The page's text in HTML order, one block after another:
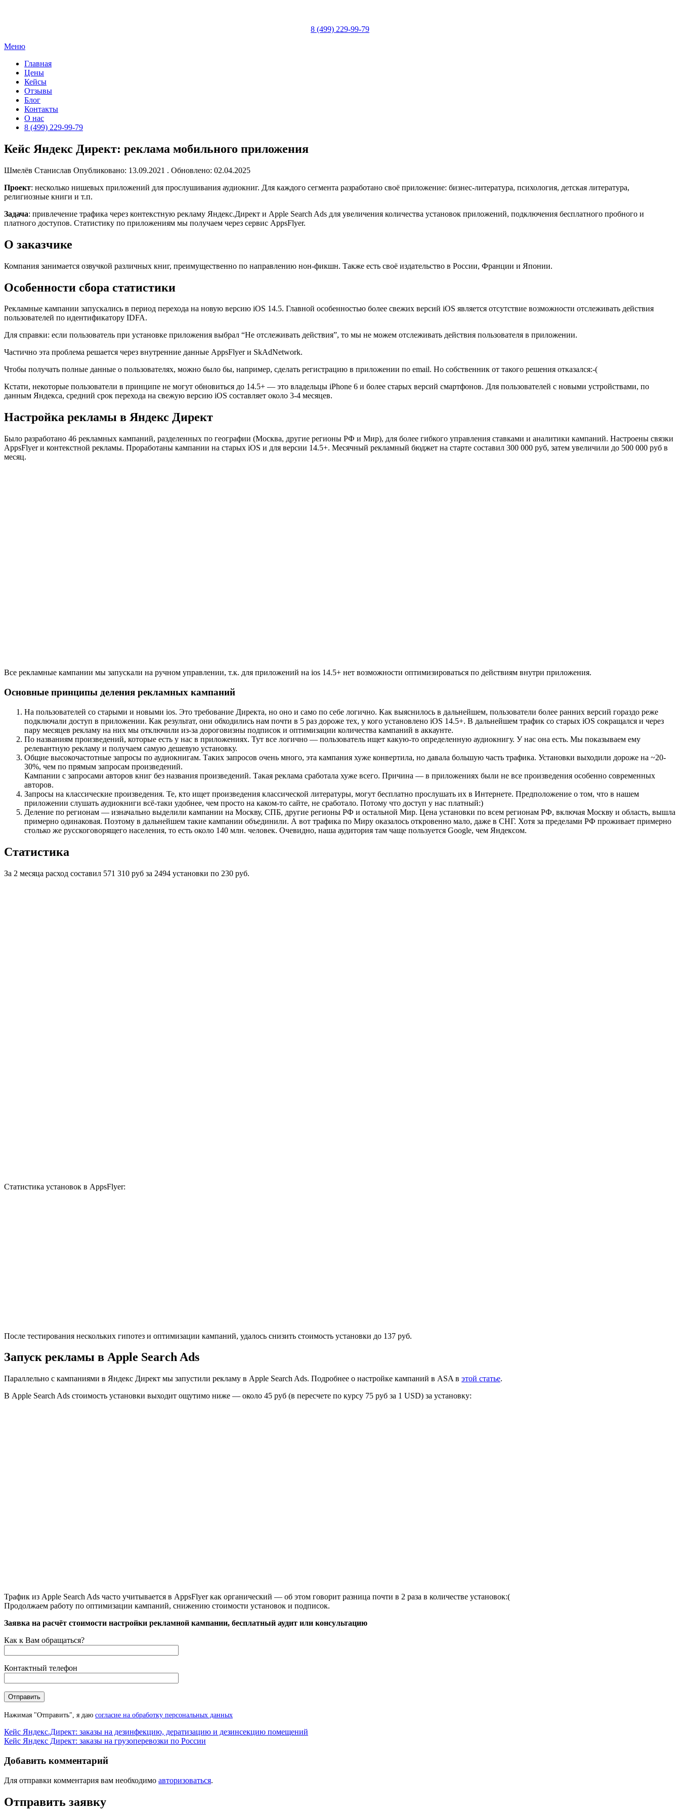
8 (499) 229-99-79
Меню
Главная
Цены
Кейсы
Отзывы
Блог
Контакты
О нас
8 (499) 229-99-79
Кейс Яндекс Директ: реклама мобильного приложения
Шмелёв Станислав Опубликовано: 13.09.2021 . Обновлено: 02.04.2025
Проект: несколько нишевых приложений для прослушивания аудиокниг. Для каждого сегмента разработано своё приложение: бизнес-литература, психология, детская литература,
религиозные книги и т.п.
Задача: привлечение трафика через контекстную рекламу Яндекс.Директ и Apple Search Ads для увеличения количества установок приложений, подключения бесплатного пробного и
платного доступов. Статистику по приложениям мы получаем через сервис AppsFlyer.
О заказчике
Компания занимается озвучкой различных книг, преимущественно по направлению нон-фикшн. Также есть своё издательство в России, Франции и Японии.
Особенности сбора статистики
Рекламные кампании запускались в период перехода на новую версию iOS 14.5. Главной особенностью более свежих версий iOS является отсутствие возможности отслеживать действия
пользователей по идентификатору IDFA.
Для справки: если пользователь при установке приложения выбрал “Не отслеживать действия”, то мы не можем отслеживать действия пользователя в приложении.
Частично эта проблема решается через внутренние данные AppsFlyer и SkAdNetwork.
Чтобы получать полные данные о пользователях, можно было бы, например, сделать регистрацию в приложении по email. Но собственник от такого решения отказался:-(
Кстати, некоторые пользователи в принципе не могут обновиться до 14.5+ — это владельцы iPhone 6 и более старых версий смартфонов. Для пользователей с новыми устройствами, по
данным Яндекса, средний срок перехода на свежую версию iOS составляет около 3-4 месяцев.
Настройка рекламы в Яндекс Директ
Было разработано 46 рекламных кампаний, разделенных по географии (Москва, другие регионы РФ и Мир), для более гибкого управления ставками и аналитики кампаний. Настроены связки
AppsFlyer и контекстной рекламы. Проработаны кампании на старых iOS и для версии 14.5+. Месячный рекламный бюджет на старте составил 300 000 руб, затем увеличили до 500 000 руб в
месяц.
Все рекламные кампании мы запускали на ручном управлении, т.к. для приложений на ios 14.5+ нет возможности оптимизироваться по действиям внутри приложения.
Основные принципы деления рекламных кампаний
На пользователей со старыми и новыми ios. Это требование Директа, но оно и само по себе логично. Как выяснилось в дальнейшем, пользователи более ранних версий гораздо реже
подключали доступ в приложении. Как результат, они обходились нам почти в 5 раз дороже тех, у кого установлено iOS 14.5+. В дальнейшем трафик со старых iOS сокращался и через
пару месяцев рекламу на них мы отключили из-за дороговизны подписок и оптимизации количества кампаний в аккаунте.
По названиям произведений, которые есть у нас в приложениях. Тут все логично — пользователь ищет какую-то определенную аудиокнигу. У нас она есть. Мы показываем ему
релевантную рекламу и получаем самую дешевую установку.
Общие высокочастотные запросы по аудиокнигам. Таких запросов очень много, эта кампания хуже конвертила, но давала большую часть трафика. Установки выходили дороже на ~20-
30%, чем по прямым запросам произведений.
Кампании с запросами авторов книг без названия произведений. Такая реклама сработала хуже всего. Причина — в приложениях были не все произведения особенно современных
авторов.
Запросы на классические произведения. Те, кто ищет произведения классической литературы, могут бесплатно прослушать их в Интернете. Предположение о том, что в нашем
приложении слушать аудиокниги всё-таки удобнее, чем просто на каком-то сайте, не сработало. Потому что доступ у нас платный:)
Деление по регионам — изначально выделили кампании на Москву, СПБ, другие регионы РФ и остальной Мир. Цена установки по всем регионам РФ, включая Москву и область, вышла
примерно одинаковая. Поэтому в дальнейшем такие кампании объединили. А вот трафика по Миру оказалось откровенно мало, даже в СНГ. Хотя за пределами РФ проживает примерно
столько же русскоговорящего населения, то есть около 140 млн. человек. Очевидно, наша аудитория там чаще пользуется Google, чем Яндексом.
Статистика
За 2 месяца расход составил 571 310 руб за 2494 установки по 230 руб.
Статистика установок в AppsFlyer:
После тестирования нескольких гипотез и оптимизации кампаний, удалось снизить стоимость установки до 137 руб.
Запуск рекламы в Apple Search Ads
Параллельно с кампаниями в Яндекс Директ мы запустили рекламу в Apple Search Ads. Подробнее о настройке кампаний в ASA в этой статье.
В Apple Search Ads стоимость установки выходит ощутимо ниже — около 45 руб (в пересчете по курсу 75 руб за 1 USD) за установку:
Трафик из Apple Search Ads часто учитывается в AppsFlyer как органический — об этом говорит разница почти в 2 раза в количестве установок:(
Продолжаем работу по оптимизации кампаний, снижению стоимости установок и подписок.
Posted inКейсы
Заявка на расчёт стоимости настройки рекламной кампании, бесплатный аудит или консультацию
Как к Вам обращаться?
Контактный телефон
Нажимая "Отправить", я даю согласие на обработку персональных данных
Навигация
по
записям
Кейс Яндекс.Директ: заказы на дезинфекцию, дератизацию и дезинсекцию помещений
Кейс Яндекс Директ: заказы на грузоперевозки по России
Добавить комментарий
Для отправки комментария вам необходимо авторизоваться.
Отправить заявку